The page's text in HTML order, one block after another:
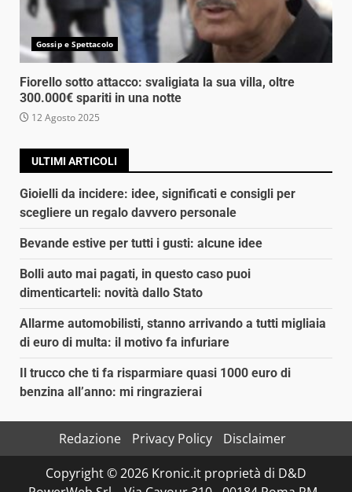
Gossip e Spettacolo
Fiorello sotto attacco: svaligiata la sua villa, oltre
300.000€ spariti in una notte
12 Agosto 2025
ULTIMI ARTICOLI
Gioielli da incidere: idee, significati e consigli per
scegliere un regalo davvero personale
Bevande estive per tutti i gusti: alcune idee
Bolli auto mai pagati, in questo caso puoi
dimenticarteli: novità dallo Stato
Allarme automobilisti, stanno arrivando a tutti migliaia
di euro di multa: il motivo fa infuriare
Il trucco che ti fa risparmiare quasi 1000 euro di
benzina all’anno: mi ringrazierai
Redazione Privacy Policy
Disclaimer
Copyright © 2026 Kronic.it proprietà di D&D